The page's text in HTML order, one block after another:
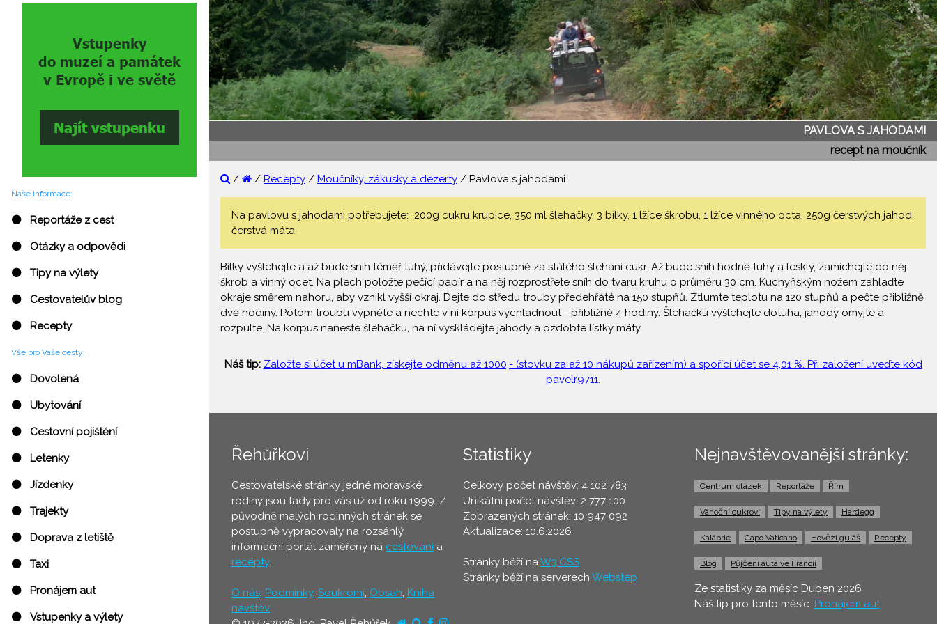
Naše informace:
⚫ Reportáže z cest
⚫ Otázky a odpovědi
⚫ Tipy na výlety
⚫ Cestovatelův blog
⚫ Recepty
Vše pro Vaše cesty:
⚫ Dovolená
⚫ Ubytování
⚫ Cestovní pojištění
⚫ Letenky
⚫ Jízdenky
⚫ Trajekty
⚫ Doprava z letiště
⚫ Taxi
⚫ Pronájem aut
⚫ Vstupenky a výlety
PAVLOVA S JAHODAMI
recept na moučník
/ / Recepty / Moučníky, zákusky a dezerty / Pavlova s jahodami
Na pavlovu s jahodami potřebujete: 200g cukru krupice, 350 ml šlehačky, 3 bílky, 1 lžíce škrobu, 1 lžíce vinného octa, 250g čerstvých jahod,
čerstvá máta.
Bílky vyšlehejte a až bude sníh téměř tuhý, přidávejte postupně za stálého šlehání cukr. Až bude sníh hodně tuhý a lesklý, zamíchejte do něj
škrob a vinný ocet. Na plech položte pečící papír a na něj rozprostřete sníh do tvaru kruhu o průměru 30 cm. Kuchyňským nožem zahlaďte
okraje směrem nahoru, aby vznikl vyšší okraj. Dejte do středu trouby předehřáté na 150 stupňů. Ztlumte teplotu na 120 stupňů a pečte přibližně
dvě hodiny. Potom troubu vypněte a nechte v ní korpus vychladnout - přibližně 4 hodiny. Šlehačku vyšlehejte dotuha, jahody omyjte a
rozpulte. Na korpus naneste šlehačku, na ní vyskládejte jahody a ozdobte lístky máty.
Náš tip: Založte si účet u mBank, získejte odměnu až 1000,- (stovku za až 10 nákupů zařízením) a spořící účet se 4,01 %. Při založení uveďte kód
pavelr9711.
Řehůřkovi
Cestovatelské stránky jedné moravské
rodiny jsou tady pro vás už od roku 1999. Z
původně malých rodinných stránek se
postupně vypracovaly na rozsáhlý
informační portál zaměřený na cestování a
recepty.
O nás, Podmínky, Soukromí, Obsah, Kniha
návštěv
Statistiky
Celkový počet návštěv: 4 102 783
Unikátní počet návštěv: 2 777 100
Zobrazených stránek: 10 947 092
Aktualizace: 10.6.2026
Stránky běží naW3.CSS
Stránky běží na serverech Webstep
Nejnavštěvovanější stránky:
Centrum otázek Reportáže Řím
Vánoční cukroví Tipy na výlety Hardegg
Kalábrie Capo Vaticano Hovězí guláš Recepty
Blog Půjčení auta ve Francii
Ze statistiky za měsíc Duben 2026
Náš tip pro tento měsíc: Pronájem aut